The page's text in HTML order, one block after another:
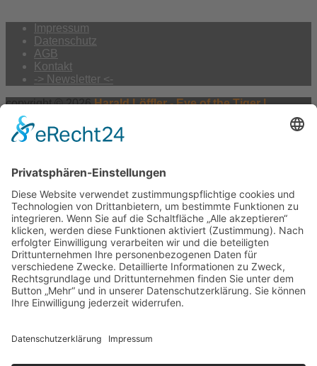
Impressum
Datenschutz
AGB
Kontakt
-> Newsletter <-
copyright © 2026Harald Löffler - Eye of the Tiger |
Realisierung:
Vertrag widerrufen